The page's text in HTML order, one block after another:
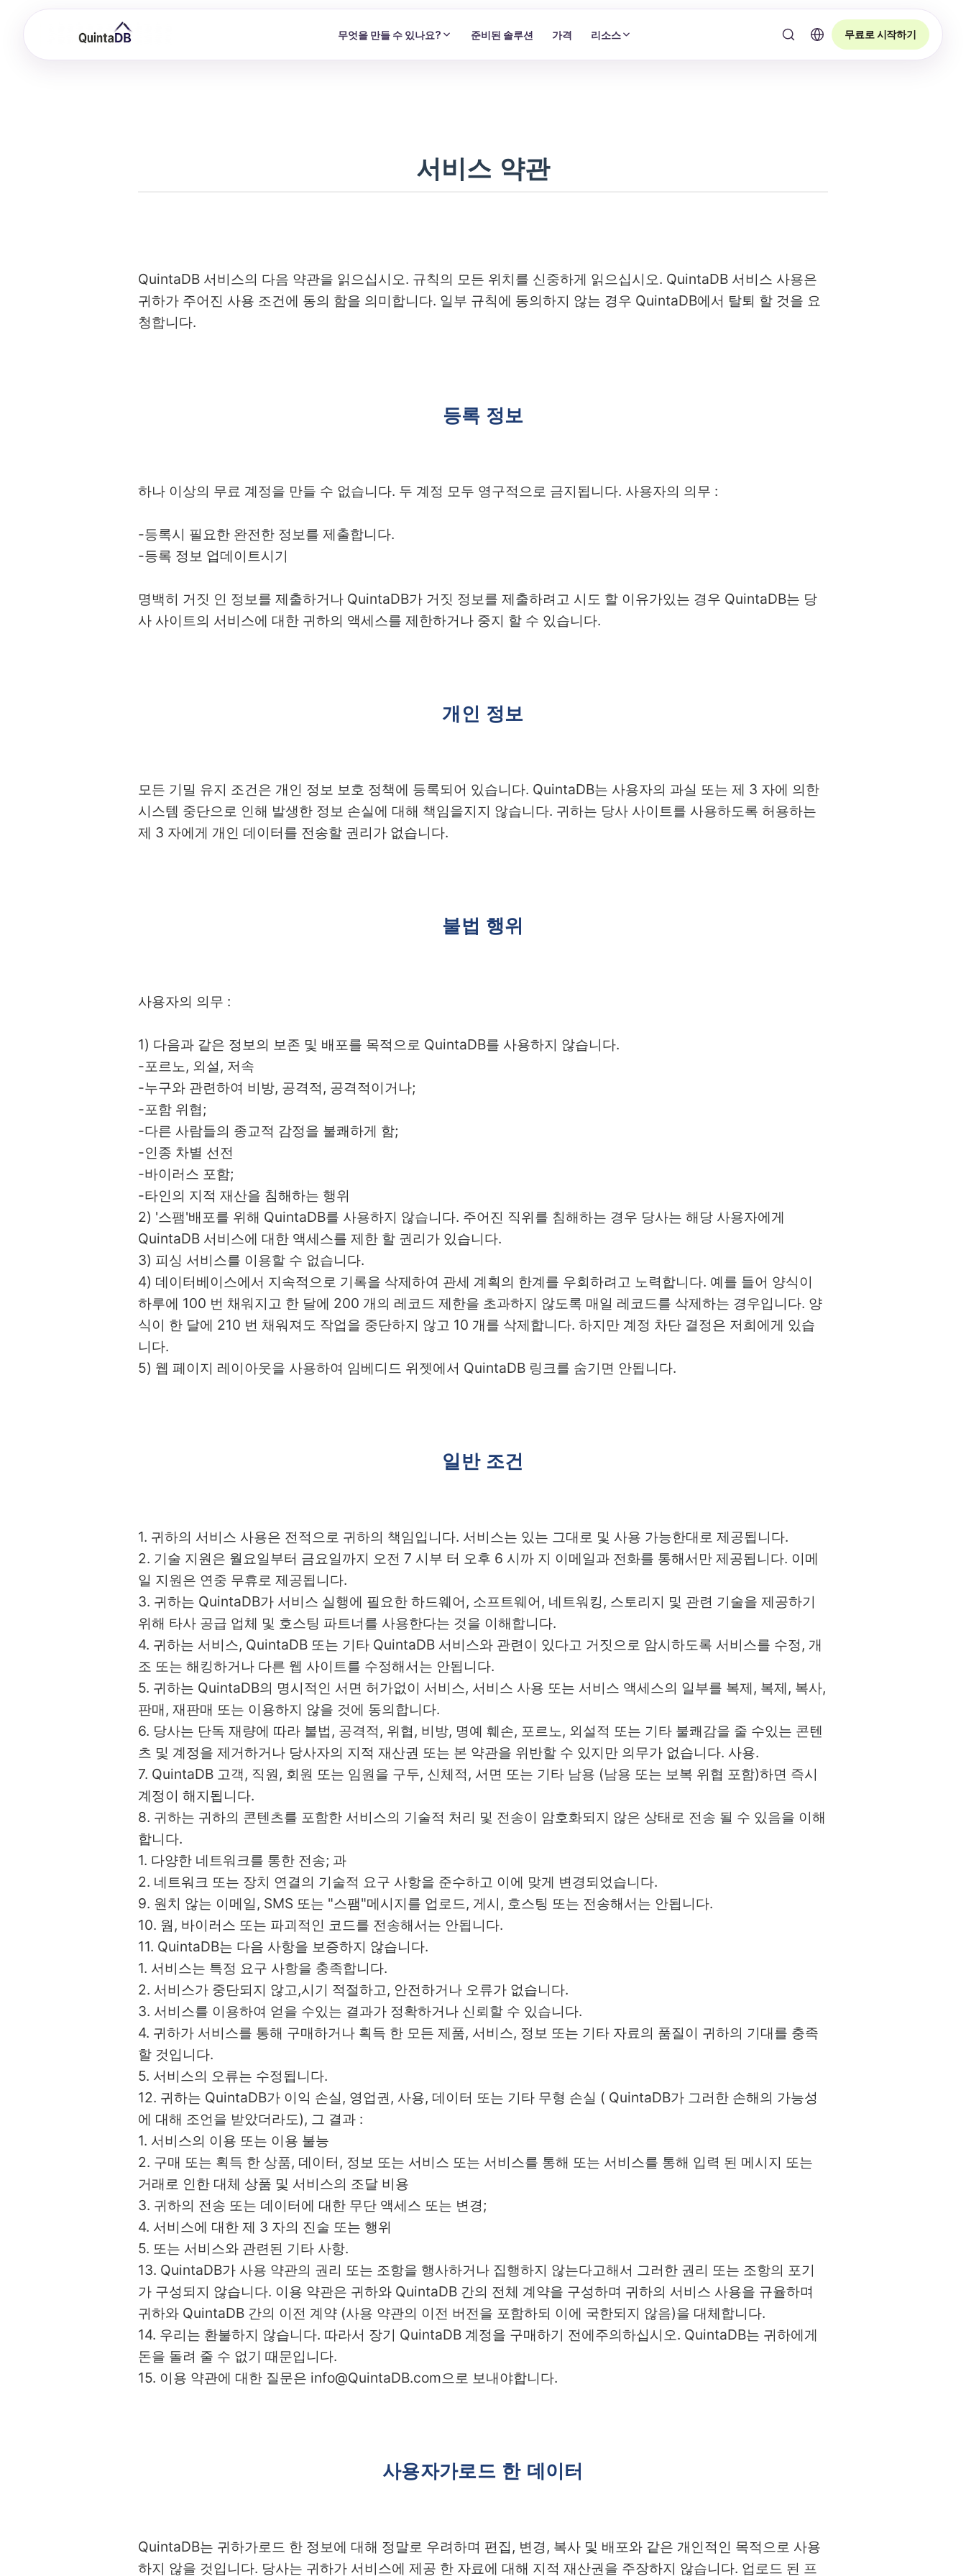
무엇을 만들 수 있나요? 준비된 솔루션 가격 리소스 무료로 시작하기
서비스 약관
QuintaDB 서비스의 다음 약관을 읽으십시오. 규칙의 모든 위치를 신중하게 읽으십시오. QuintaDB 서비스 사용은
귀하가 주어진 사용 조건에 동의 함을 의미합니다. 일부 규칙에 동의하지 않는 경우 QuintaDB에서 탈퇴 할 것을 요
청합니다.
등록 정보
하나 이상의 무료 계정을 만들 수 없습니다. 두 계정 모두 영구적으로 금지됩니다. 사용자의 의무 :
-등록시 필요한 완전한 정보를 제출합니다.
-등록 정보 업데이트시기
명백히 거짓 인 정보를 제출하거나 QuintaDB가 거짓 정보를 제출하려고 시도 할 이유가있는 경우 QuintaDB는 당
사 사이트의 서비스에 대한 귀하의 액세스를 제한하거나 중지 할 수 있습니다.
개인 정보
모든 기밀 유지 조건은 개인 정보 보호 정책에 등록되어 있습니다. QuintaDB는 사용자의 과실 또는 제 3 자에 의한
시스템 중단으로 인해 발생한 정보 손실에 대해 책임을지지 않습니다. 귀하는 당사 사이트를 사용하도록 허용하는
제 3 자에게 개인 데이터를 전송할 권리가 없습니다.
불법 행위
사용자의 의무 :
1) 다음과 같은 정보의 보존 및 배포를 목적으로 QuintaDB를 사용하지 않습니다.
-포르노, 외설, 저속
-누구와 관련하여 비방, 공격적, 공격적이거나;
-포함 위협;
-다른 사람들의 종교적 감정을 불쾌하게 함;
-인종 차별 선전
-바이러스 포함;
-타인의 지적 재산을 침해하는 행위
2) '스팸'배포를 위해 QuintaDB를 사용하지 않습니다. 주어진 직위를 침해하는 경우 당사는 해당 사용자에게
QuintaDB 서비스에 대한 액세스를 제한 할 권리가 있습니다.
3) 피싱 서비스를 이용할 수 없습니다.
4) 데이터베이스에서 지속적으로 기록을 삭제하여 관세 계획의 한계를 우회하려고 노력합니다. 예를 들어 양식이
하루에 100 번 채워지고 한 달에 200 개의 레코드 제한을 초과하지 않도록 매일 레코드를 삭제하는 경우입니다. 양
식이 한 달에 210 번 채워져도 작업을 중단하지 않고 10 개를 삭제합니다. 하지만 계정 차단 결정은 저희에게 있습
니다.
5) 웹 페이지 레이아웃을 사용하여 임베디드 위젯에서 QuintaDB 링크를 숨기면 안됩니다.
일반 조건
1. 귀하의 서비스 사용은 전적으로 귀하의 책임입니다. 서비스는 있는 그대로 및 사용 가능한대로 제공됩니다.
2. 기술 지원은 월요일부터 금요일까지 오전 7 시부 터 오후 6 시까 지 이메일과 전화를 통해서만 제공됩니다. 이메
일 지원은 연중 무휴로 제공됩니다.
3. 귀하는 QuintaDB가 서비스 실행에 필요한 하드웨어, 소프트웨어, 네트워킹, 스토리지 및 관련 기술을 제공하기
위해 타사 공급 업체 및 호스팅 파트너를 사용한다는 것을 이해합니다.
4. 귀하는 서비스, QuintaDB 또는 기타 QuintaDB 서비스와 관련이 있다고 거짓으로 암시하도록 서비스를 수정, 개
조 또는 해킹하거나 다른 웹 사이트를 수정해서는 안됩니다.
5. 귀하는 QuintaDB의 명시적인 서면 허가없이 서비스, 서비스 사용 또는 서비스 액세스의 일부를 복제, 복제, 복사,
판매, 재판매 또는 이용하지 않을 것에 동의합니다.
6. 당사는 단독 재량에 따라 불법, 공격적, 위협, 비방, 명예 훼손, 포르노, 외설적 또는 기타 불쾌감을 줄 수있는 콘텐
츠 및 계정을 제거하거나 당사자의 지적 재산권 또는 본 약관을 위반할 수 있지만 의무가 없습니다. 사용.
7. QuintaDB 고객, 직원, 회원 또는 임원을 구두, 신체적, 서면 또는 기타 남용 (남용 또는 보복 위협 포함)하면 즉시
계정이 해지됩니다.
8. 귀하는 귀하의 콘텐츠를 포함한 서비스의 기술적 처리 및 전송이 암호화되지 않은 상태로 전송 될 수 있음을 이해
합니다.
1. 다양한 네트워크를 통한 전송; 과
2. 네트워크 또는 장치 연결의 기술적 요구 사항을 준수하고 이에 맞게 변경되었습니다.
9. 원치 않는 이메일, SMS 또는 "스팸"메시지를 업로드, 게시, 호스팅 또는 전송해서는 안됩니다.
10. 웜, 바이러스 또는 파괴적인 코드를 전송해서는 안됩니다.
11. QuintaDB는 다음 사항을 보증하지 않습니다.
1. 서비스는 특정 요구 사항을 충족합니다.
2. 서비스가 중단되지 않고,시기 적절하고, 안전하거나 오류가 없습니다.
3. 서비스를 이용하여 얻을 수있는 결과가 정확하거나 신뢰할 수 있습니다.
4. 귀하가 서비스를 통해 구매하거나 획득 한 모든 제품, 서비스, 정보 또는 기타 자료의 품질이 귀하의 기대를 충족
할 것입니다.
5. 서비스의 오류는 수정됩니다.
12. 귀하는 QuintaDB가 이익 손실, 영업권, 사용, 데이터 또는 기타 무형 손실 ( QuintaDB가 그러한 손해의 가능성
에 대해 조언을 받았더라도), 그 결과 :
1. 서비스의 이용 또는 이용 불능
2. 구매 또는 획득 한 상품, 데이터, 정보 또는 서비스 또는 서비스를 통해 또는 서비스를 통해 입력 된 메시지 또는
거래로 인한 대체 상품 및 서비스의 조달 비용
3. 귀하의 전송 또는 데이터에 대한 무단 액세스 또는 변경;
4. 서비스에 대한 제 3 자의 진술 또는 행위
5. 또는 서비스와 관련된 기타 사항.
13. QuintaDB가 사용 약관의 권리 또는 조항을 행사하거나 집행하지 않는다고해서 그러한 권리 또는 조항의 포기
가 구성되지 않습니다. 이용 약관은 귀하와 QuintaDB 간의 전체 계약을 구성하며 귀하의 서비스 사용을 규율하며
귀하와 QuintaDB 간의 이전 계약 (사용 약관의 이전 버전을 포함하되 이에 국한되지 않음)을 대체합니다.
14. 우리는 환불하지 않습니다. 따라서 장기 QuintaDB 계정을 구매하기 전에주의하십시오. QuintaDB는 귀하에게
돈을 돌려 줄 수 없기 때문입니다.
15. 이용 약관에 대한 질문은 info@QuintaDB.com으로 보내야합니다.
사용자가로드 한 데이터
QuintaDB는 귀하가로드 한 정보에 대해 정말로 우려하며 편집, 변경, 복사 및 배포와 같은 개인적인 목적으로 사용
하지 않을 것입니다. 당사는 귀하가 서비스에 제공 한 자료에 대해 지적 재산권을 주장하지 않습니다. 업로드 된 프